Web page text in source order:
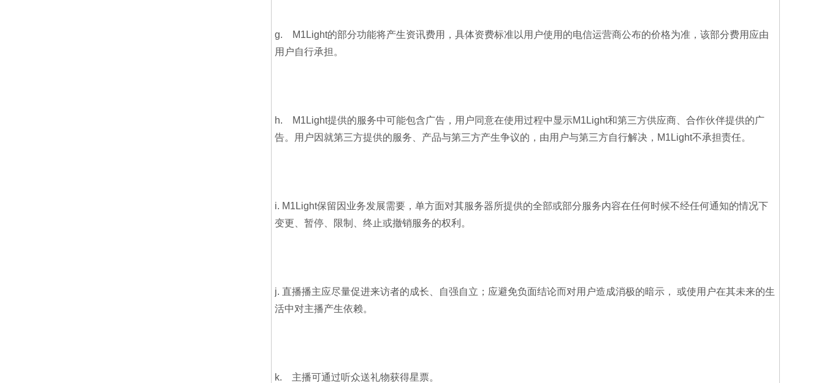
g. M1Light的部分功能将产生资讯费用，具体资费标准以用户使用的电信运营商公布的价格为准，该部分费用应由
用户自行承担。
h. M1Light提供的服务中可能包含广告，用户同意在使用过程中显示M1Light和第三方供应商、合作伙伴提供的广
告。用户因就第三方提供的服务、产品与第三方产生争议的，由用户与第三方自行解决，M1Light不承担责任。
i. M1Light保留因业务发展需要，单方面对其服务器所提供的全部或部分服务内容在任何时候不经任何通知的情况下
变更、暂停、限制、终止或撤销服务的权利。
j. 直播播主应尽量促进来访者的成长、自强自立；应避免负面结论而对用户造成消极的暗示， 或使用户在其未来的生
活中对主播产生依赖。
k. 主播可通过听众送礼物获得星票。